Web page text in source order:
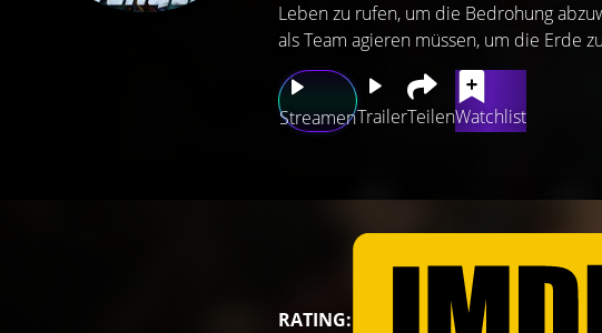
StreamenTrailerTeilenWatchlist
Leben zu rufen, um die Bedrohung
als Team agieren müssen, um die Erde
RATING: